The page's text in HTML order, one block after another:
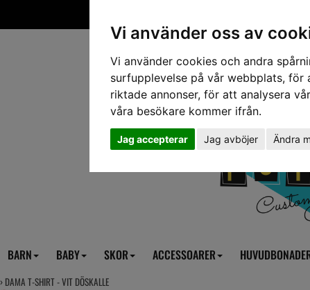
Vi använder oss av
Vi använder cookies och andra
surfupplevelse på vår webbplats,
riktade annonser, för att analysera
våra besökare kommer ifrån.
Jag accepterar Jag avböjer Ändra
BARN BABY SKOR ACCESSOARER
› DAMA T-SHIRT - VIT DÖSKALLE